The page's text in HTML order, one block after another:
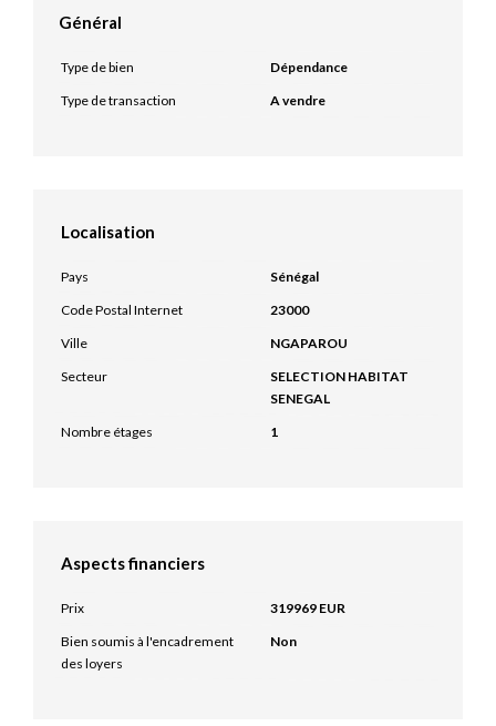
Général
Type de bien
Dépendance
Type de transaction
A vendre
Localisation
Pays
Sénégal
Code Postal Internet
23000
Ville
NGAPAROU
Secteur
SELECTION HABITAT
SENEGAL
Nombre étages
1
Aspects financiers
Prix
319969 EUR
Bien soumis à l'encadrement
des loyers
Non